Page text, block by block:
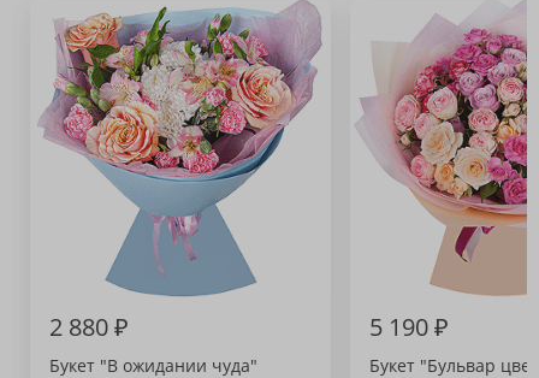
2 880 ₽
Букет "В ожидании чуда"
5 190 ₽
Букет "Бульвар